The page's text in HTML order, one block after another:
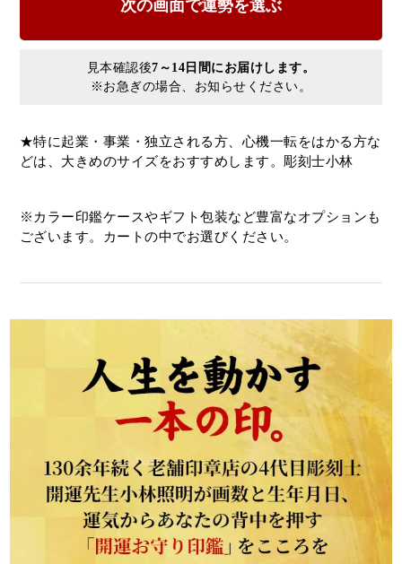
見本確認後7～14日間にお届けします。
※お急ぎの場合、お知らせください。
★特に起業・事業・独立される方、心機一転をはかる方な
どは、大きめのサイズをおすすめします。彫刻士小林
※カラー印鑑ケースやギフト包装など豊富なオプションも
ございます。カートの中でお選びください。